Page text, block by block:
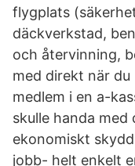
flygplats
däckverkstad,
och återvinning,
med direkt när
medlem i en a-
skulle handa
ekonomiskt
jobb- helt enkelt